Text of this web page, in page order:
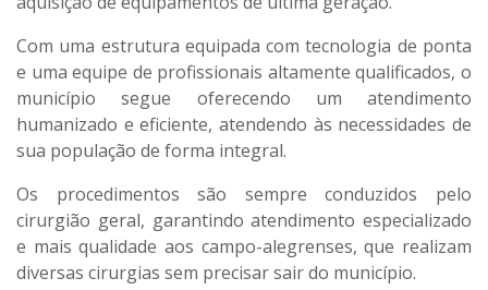
Com uma estrutura equipada com tecnologia de ponta
e uma equipe de profissionais altamente qualificados, o
município segue oferecendo um atendimento
humanizado e eficiente, atendendo às necessidades de
sua população de forma integral.
Os procedimentos são sempre conduzidos pelo
cirurgião geral, garantindo atendimento especializado
e mais qualidade aos campo-alegrenses, que realizam
diversas cirurgias sem precisar sair do município.